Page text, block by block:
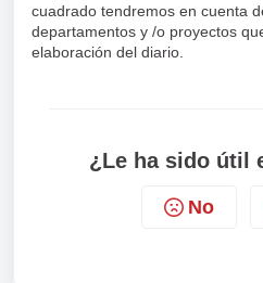
cuadrado tendremos en cuenta
departamentos y /o proyectos
elaboración del diario.
¿Le ha sido útil
No